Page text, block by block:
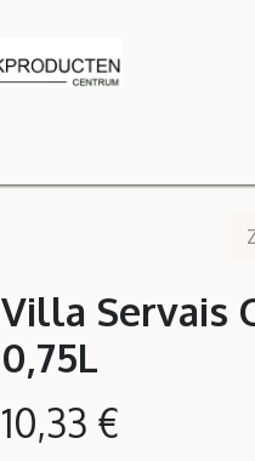
Villa Servais
0,75L
10,33 €